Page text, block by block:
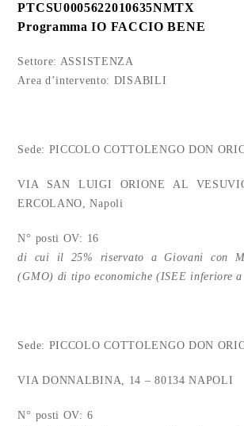
PTCSU0005622010635NMTX
Programma IO FACCIO BENE
Settore: ASSISTENZA
Area d’intervento: DISABILI
Sede: PICCOLO COTTOLENGO DON
VIA SAN LUIGI ORIONE AL
ERCOLANO, Napoli
N° posti OV: 16
di cui il 25% riservato a Giovani con
(GMO) di tipo economiche (ISEE inferiore a
Sede: PICCOLO COTTOLENGO DON
VIA DONNALBINA, 14 – 80134 NAPOLI
N° posti OV: 6